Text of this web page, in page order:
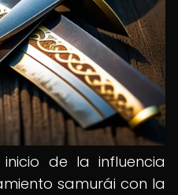
de la influencia
samurái con la